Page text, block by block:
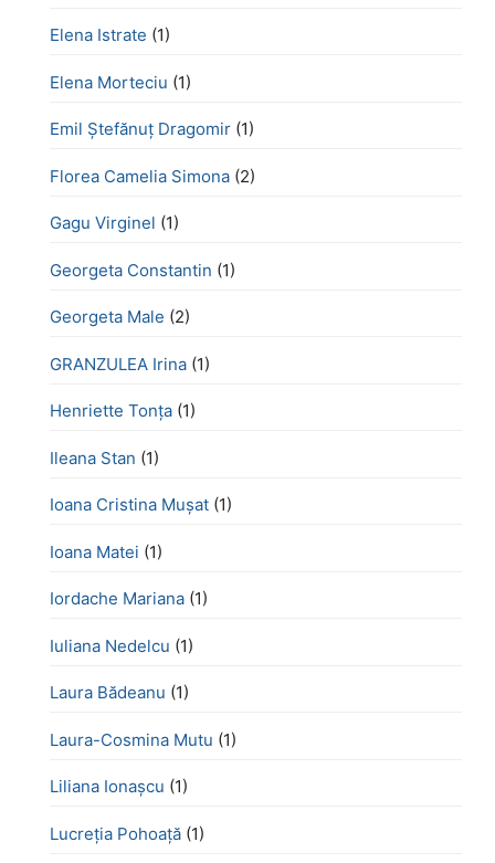
Elena Istrate (1)
Elena Morteciu (1)
Emil Ștefănuț Dragomir (1)
Florea Camelia Simona (2)
Gagu Virginel (1)
Georgeta Constantin (1)
Georgeta Male (2)
GRANZULEA Irina (1)
Henriette Tonţa (1)
Ileana Stan (1)
Ioana Cristina Mușat (1)
Ioana Matei (1)
Iordache Mariana (1)
Iuliana Nedelcu (1)
Laura Bădeanu (1)
Laura-Cosmina Mutu (1)
Liliana Ionașcu (1)
Lucreţia Pohoaţă (1)